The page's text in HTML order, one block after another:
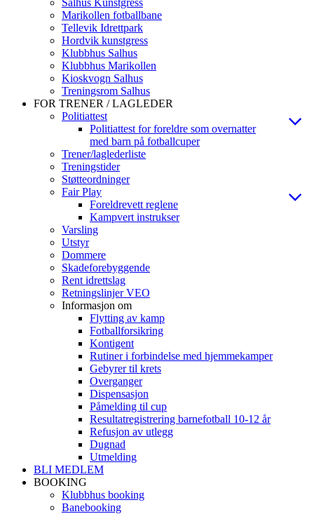
Salhus Kunstgress
Marikollen fotballbane
Tellevik Idrettpark
Hordvik kunstgress
Klubbhus Salhus
Klubbhus Marikollen
Kioskvogn Salhus
Treningsrom Salhus
FOR TRENER / LAGLEDER
Politiattest
Politiattest for foreldre som overnatter
med barn på fotballcuper
Trener/laglederliste
Treningstider
Støtteordninger
Fair Play
Foreldrevett reglene
Kampvert instrukser
Varsling
Utstyr
Dommere
Skadeforebyggende
Rent idrettslag
Retningslinjer VEO
Informasjon om
Flytting av kamp
Fotballforsikring
Kontigent
Rutiner i forbindelse med hjemmekamper
Gebyrer til krets
Overganger
Dispensasjon
Påmelding til cup
Resultatregistrering barnefotball 10-12 år
Refusjon av utlegg
Dugnad
Utmelding
BLI MEDLEM
BOOKING
Klubbhus booking
Banebooking